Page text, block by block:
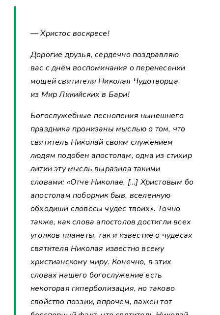
— Христос воскресе!
Дорогие друзья, сердечно поздравляю
вас с днём воспоминания о перенесении
мощей святителя Николая Чудотворца
из Мир Ликийских в Бари!
Богослужебные песнопения нынешнего
праздника пронизаны мыслью о том, что
святитель Николай своим служением
людям подобен апостолам, одна из стихир
литии эту мысль выразила такими
словами: «Отче Николае, […] Христовым бо
апостолам поборник быв, вселенную
обходиши словесы чудес твоих». Точно
также, как слова апостолов достигли всех
уголков планеты, так и известие о чудесах
святителя Николая известно всему
христианскому миру. Конечно, в этих
словах нашего богослужение есть
некоторая гиперболизация, но таково
свойство поэзии, впрочем, важен тот